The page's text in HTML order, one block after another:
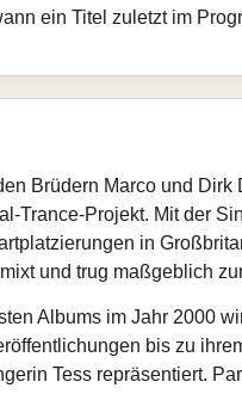
ein Titel zuletzt im
Brüdern Marco und
Mit der
in
und trug maßgeblich
Albums im Jahr 2000
bis zu
Tess repräsentiert.